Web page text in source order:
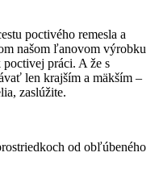
poctivého remesla a
našom ľanovom výrobku
práci. A že s
len krajším a mäkším –
zaslúžite.
od obľúbeného